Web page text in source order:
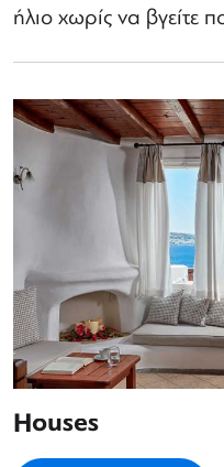
ήλιο χωρίς να βγείτε
Houses